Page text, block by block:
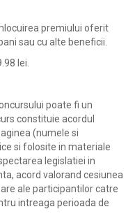
premiului oferit
sau cu alte beneficii.
lei.
poate fi un
constituie acordul
(numele si
si folosite in materiale
legislatiei in
acord valorand cesiunea
ale participantilor catre
intreaga perioada de